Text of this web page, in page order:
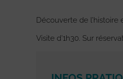
Découverte de
Visite d’1h30. Sur